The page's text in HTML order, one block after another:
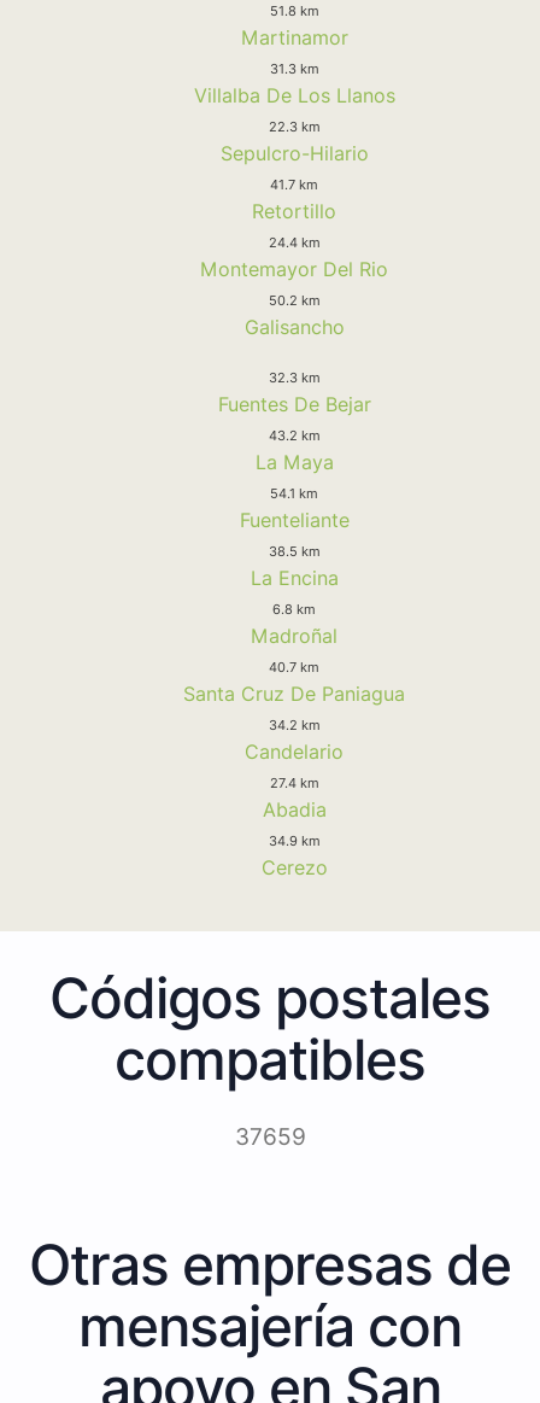
51.8 km
Martinamor
31.3 km
Villalba De Los Llanos
22.3 km
Sepulcro-Hilario
41.7 km
Retortillo
24.4 km
Montemayor Del Rio
50.2 km
Galisancho
32.3 km
Fuentes De Bejar
43.2 km
La Maya
54.1 km
Fuenteliante
38.5 km
La Encina
6.8 km
Madroñal
40.7 km
Santa Cruz De Paniagua
34.2 km
Candelario
27.4 km
Abadia
34.9 km
Cerezo
Códigos postales
compatibles
37659
Otras empresas de
mensajería con
apoyo en San